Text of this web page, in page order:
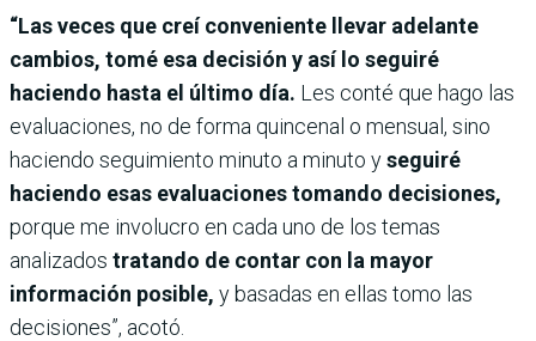
“Las veces que creí conveniente llevar adelante
cambios, tomé esa decisión y así lo seguiré
haciendo hasta el último día. Les conté que hago las
evaluaciones, no de forma quincenal o mensual, sino
haciendo seguimiento minuto a minuto yseguiré
haciendo esas evaluaciones tomando decisiones,
porque me involucro en cada uno de los temas
analizados tratando de contar con la mayor
información posible, y basadas en ellas tomo las
decisiones”, acotó.